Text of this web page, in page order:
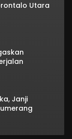
Utara
Janji